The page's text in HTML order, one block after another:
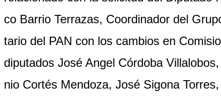
co Barrio Terrazas, Coordinador del
tario del PAN con los cambios en
diputados José Angel Córdoba
nio Cortés Mendoza, José Sigona